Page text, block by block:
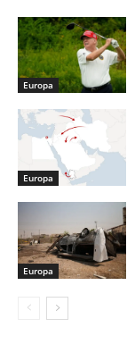
Europa
Europa
Europa